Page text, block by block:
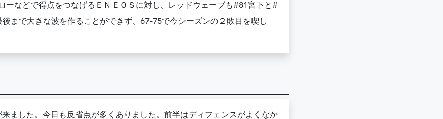
ーなどで得点をつなげるＥＮＥＯＳに対し、レッドウェーブも#81宮下と#
まで大きな波を作ることができず、67-75で今シーズンの２敗目を喫し
ました。今日も反省点が多くありました。前半はディフェンスがよくなか